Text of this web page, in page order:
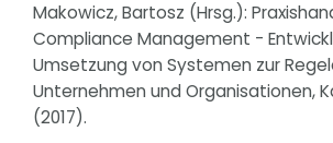
Makowicz, Bartosz (Hrsg.):
Compliance Management -
Umsetzung von Systemen zur
Unternehmen und Organisationen,
(2017).